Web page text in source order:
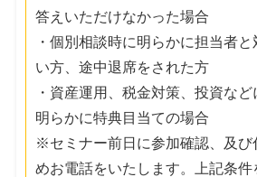
答えいただけなかった場合
・個別相談時に明らかに担当者
い方、途中退席をされた方
・資産運用、税金対策、投資な
明らかに特典目当ての場合
※セミナー前日に参加確認、及び
めお電話をいたします。上記条